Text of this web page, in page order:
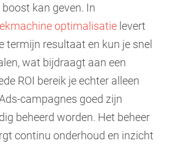
kan geven. In
optimalisatie levert
termijn resultaat en kun je snel
wat bijdraagt aan een
ROI bereik je echter alleen
campagnes goed zijn
beheerd worden. Het beheer
continu onderhoud en inzicht